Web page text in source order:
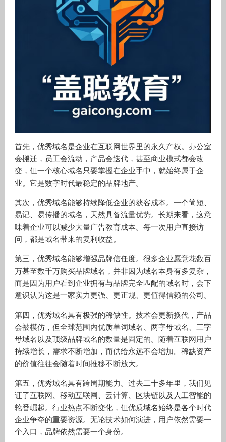
首先，优秀域名是企业在互联网世界里的永久产权。办公室
会搬迁，员工会流动，产品会迭代，甚至商业模式都会改
变，但一个核心域名只要掌握在企业手中，就始终属于企
业。它是数字时代最稳定的品牌地产。
其次，优秀域名能够持续降低企业的获客成本。一个简短、
易记、易传播的域名，天然具备流量优势。长期来看，这意
味着企业可以减少大量广告教育成本。每一次用户直接访
问，都是域名带来的复利收益。
第三，优秀域名能够增强品牌信任度。很多企业愿意花数百
万甚至数千万购买品牌域名，并非因为域名本身有多复杂，
而是因为用户看到企业拥有与品牌完全匹配的域名时，会下
意识认为这是一家实力更强、更正规、更值得信赖的公司。
第四，优秀域名具有极强的稀缺性。技术会更新换代，产品
会被模仿，但全球范围内优质单词域名、两字母域名、三字
母域名以及顶级品牌域名的数量是固定的。随着互联网用户
持续增长，需求不断增加，而供给永远不会增加。稀缺资产
的价值往往会随着时间推移不断放大。
第五，优秀域名具有跨周期能力。过去二十多年里，我们见
证了互联网、移动互联网、云计算、区块链以及人工智能的
轮番崛起。行业热点不断变化，但优质域名始终是各个时代
企业争夺的重要资源。无论技术如何演进，用户依然需要一
个入口，品牌依然需要一个身份。